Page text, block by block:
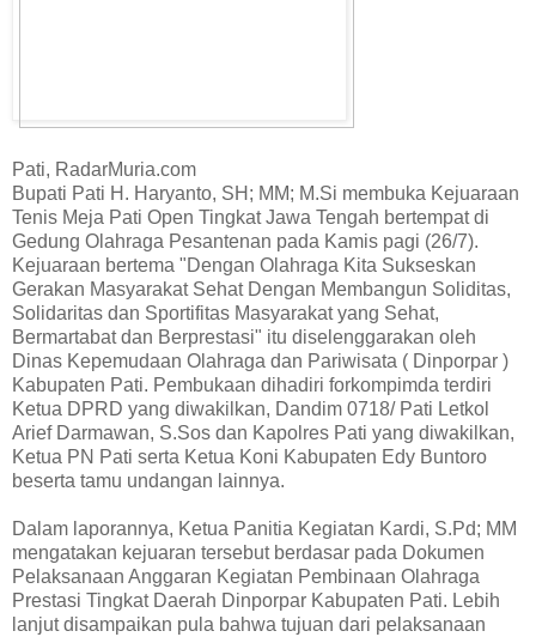
Pati, RadarMuria.com
Bupati Pati H. Haryanto, SH; MM; M.Si membuka Kejuaraan
Tenis Meja Pati Open Tingkat Jawa Tengah bertempat di
Gedung Olahraga Pesantenan pada Kamis pagi (26/7).
Kejuaraan bertema "Dengan Olahraga Kita Sukseskan
Gerakan Masyarakat Sehat Dengan Membangun Soliditas,
Solidaritas dan Sportifitas Masyarakat yang Sehat,
Bermartabat dan Berprestasi" itu diselenggarakan oleh
Dinas Kepemudaan Olahraga dan Pariwisata ( Dinporpar )
Kabupaten Pati. Pembukaan dihadiri forkompimda terdiri
Ketua DPRD yang diwakilkan, Dandim 0718/ Pati Letkol
Arief Darmawan, S.Sos dan Kapolres Pati yang diwakilkan,
Ketua PN Pati serta Ketua Koni Kabupaten Edy Buntoro
beserta tamu undangan lainnya.
Dalam laporannya, Ketua Panitia Kegiatan Kardi, S.Pd; MM
mengatakan kejuaran tersebut berdasar pada Dokumen
Pelaksanaan Anggaran Kegiatan Pembinaan Olahraga
Prestasi Tingkat Daerah Dinporpar Kabupaten Pati. Lebih
lanjut disampaikan pula bahwa tujuan dari pelaksanaan